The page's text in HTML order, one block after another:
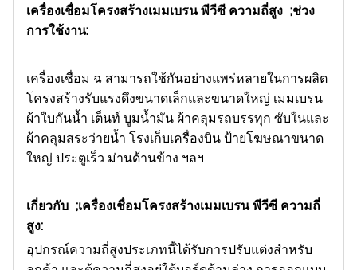
เครื่องเชื่อมโครงสร้างเมมเบรน พีวีซี ความถี่สูง ;ช่วง
การใช้งาน:
เครื่องเชื่อม ฉ สามารถใช้กันอย่างแพร่หลายในการผลิต
โครงสร้างรับแรงดึงขนาดเล็กและขนาดใหญ่ เมมเบรน
ผ้าใบกันน้ำ เต็นท์ บูมน้ำมัน ผ้าคลุมรถบรรทุก ซับในและ
ผ้าคลุมสระว่ายน้ำ โรงเก็บเครื่องบิน ป้ายโฆษณาขนาด
ใหญ่ ประตูเร็ว ม่านด้านข้าง ฯลฯ
เกี่ยวกับ ;เครื่องเชื่อมโครงสร้างเมมเบรน พีวีซี ความถี่
สูง:
อุปกรณ์ความถี่สูงประเภทนี้ได้รับการปรับแต่งสำหรับ